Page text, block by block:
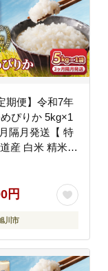
期便】令和7年
ぴりか 5kg×1
隔月発送【 特
産 白米 精米
るさと納税 旭
海道 】_05537
円
川市